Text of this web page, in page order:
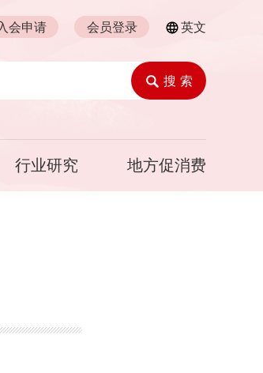
会申请 会员登录 英文
搜 索
行业研究 地方促消费